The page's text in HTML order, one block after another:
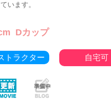
います。
Dカップ
トラクター 自宅可